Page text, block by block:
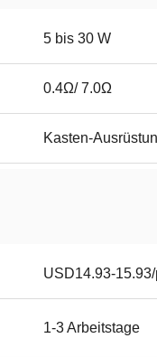
5 bis 30 W
0.4Ω/ 7.0Ω
Kasten-
USD14.93-
1-3 Arbeitstage